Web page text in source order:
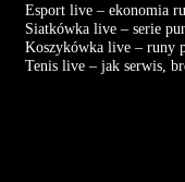
Esport live – ekonomia
Siatkówka live – serie
Koszykówka live – runy
Tenis live – jak serwis,